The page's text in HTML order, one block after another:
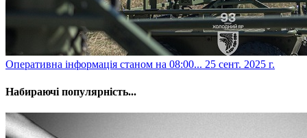
​Оперативна інформація станом на 08:00... 25 сент. 2025 г.
Набираючі популярність...